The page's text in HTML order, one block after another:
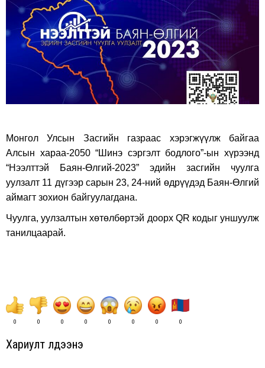
FacebookTwitter
Монгол Улсын Засгийн газраас хэрэгжүүлж байгаа
Алсын хараа-2050 “Шинэ сэргэлт бодлого”-ын хүрээнд
“Нээлттэй Баян-Өлгий-2023” эдийн засгийн чуулга
уулзалт 11 дүгээр сарын 23, 24-ний өдрүүдэд Баян-Өлгий
аймагт зохион байгуулагдана.
Чуулга, уулзалтын хөтөлбөртэй доорх QR кодыг уншуулж
танилцаарай.
0 0 0 0 0 0 0 0
Хариулт үлдээнэ үү